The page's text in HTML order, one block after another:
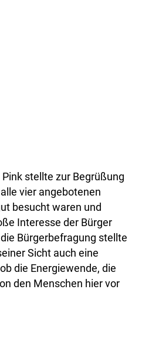
stellte zur Begrüßung
vier angebotenen
besucht waren und
Interesse der Bürger
Bürgerbefragung stellte
Sicht auch eine
die Energiewende, die
den Menschen hier vor